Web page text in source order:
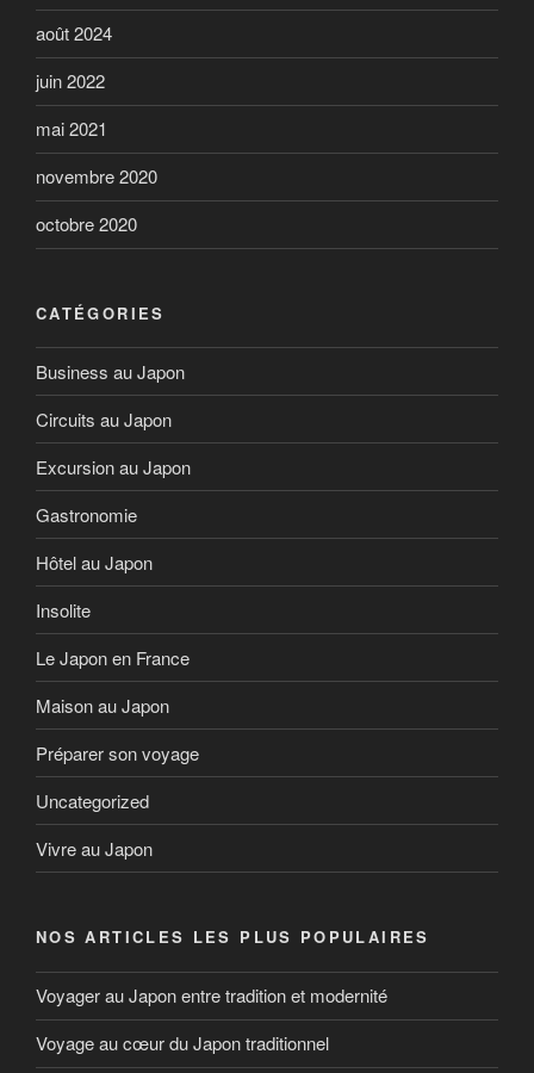
août 2024
juin 2022
mai 2021
novembre 2020
octobre 2020
CATÉGORIES
Business au Japon
Circuits au Japon
Excursion au Japon
Gastronomie
Hôtel au Japon
Insolite
Le Japon en France
Maison au Japon
Préparer son voyage
Uncategorized
Vivre au Japon
NOS ARTICLES LES PLUS POPULAIRES
Voyager au Japon entre tradition et modernité
Voyage au cœur du Japon traditionnel